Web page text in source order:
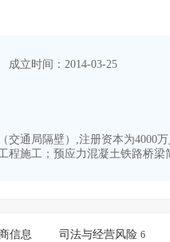
研究报告>
其他服务
API接口> 市
员服务
成立时间：2014-03-25
交通局隔壁）,注册资本为4000
程施工；预应力混凝土铁路桥梁
信息 司法与经营风险 6